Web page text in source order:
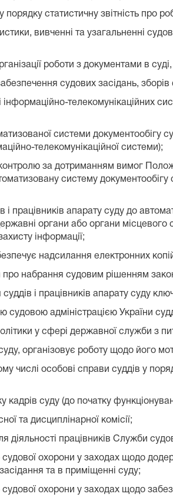
статистичну звітність про
вивченні та узагальненні
роботи з документами в
судових засідань, зборів
телекомунікаційних
системи документообігу
телекомунікаційної системи);
за дотриманням вимог
систему
і працівників апарату суду до
органи або органи
інформації;
надсилання електронних
набрання судовим рішенням
і працівників апарату суду
адміністрацією України
у сфері державної служби з
організовує роботу щодо його
числі особові справи суддів у
кадрів суду (до початку
та дисциплінарної комісії;
діяльності працівників Служби
охорони у заходах щодо
та в приміщенні суду;
охорони у заходах щодо